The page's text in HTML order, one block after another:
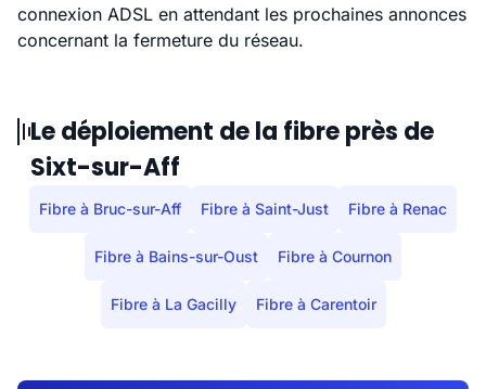
connexion ADSL en attendant les prochaines annonces
concernant la fermeture du réseau.
Le déploiement de la fibre près de
Sixt-sur-Aff
Fibre à Bruc-sur-Aff Fibre à Saint-Just Fibre à Renac
Fibre à Bains-sur-Oust Fibre à Cournon
Fibre à La Gacilly Fibre à Carentoir